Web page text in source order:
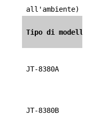
all'ambiente)
Tipo di modello
JT-8380A
JT-8380B